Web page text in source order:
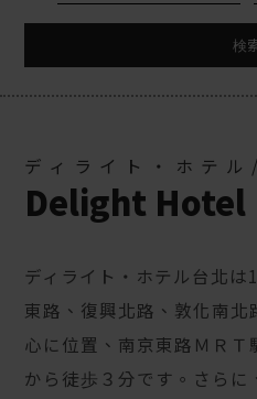
検
ディライト・ホテル/
Delight Hotel
ディライト・ホテル台北
東路、復興北路、敦化南北
心に位置、南京東路ＭＲＴ
から徒歩３分です。さらに